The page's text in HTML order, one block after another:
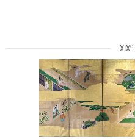
XIXe